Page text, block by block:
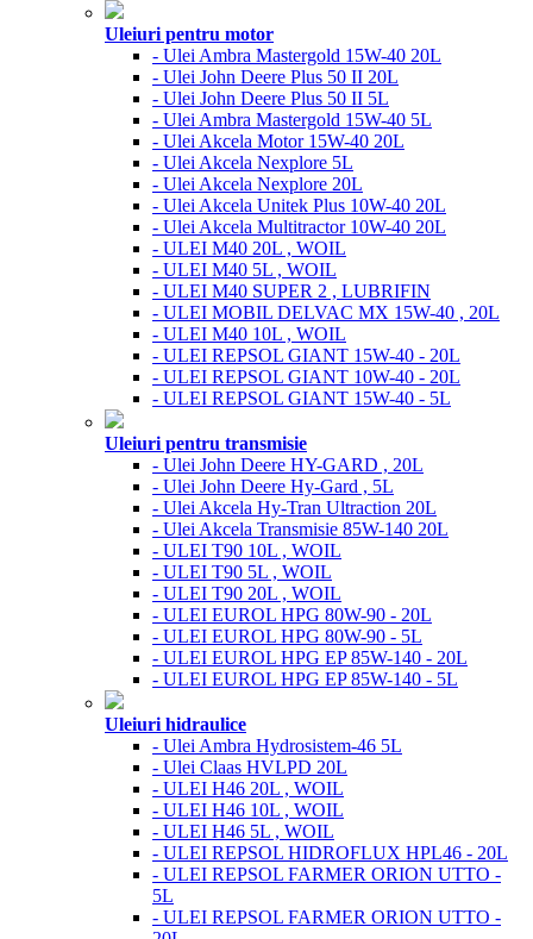
Uleiuri pentru motor
- Ulei Ambra Mastergold 15W-40 20L
- Ulei John Deere Plus 50 II 20L
- Ulei John Deere Plus 50 II 5L
- Ulei Ambra Mastergold 15W-40 5L
- Ulei Akcela Motor 15W-40 20L
- Ulei Akcela Nexplore 5L
- Ulei Akcela Nexplore 20L
- Ulei Akcela Unitek Plus 10W-40 20L
- Ulei Akcela Multitractor 10W-40 20L
- ULEI M40 20L , WOIL
- ULEI M40 5L , WOIL
- ULEI M40 SUPER 2 , LUBRIFIN
- ULEI MOBIL DELVAC MX 15W-40 , 20L
- ULEI M40 10L , WOIL
- ULEI REPSOL GIANT 15W-40 - 20L
- ULEI REPSOL GIANT 10W-40 - 20L
- ULEI REPSOL GIANT 15W-40 - 5L
Uleiuri pentru transmisie
- Ulei John Deere HY-GARD , 20L
- Ulei John Deere Hy-Gard , 5L
- Ulei Akcela Hy-Tran Ultraction 20L
- Ulei Akcela Transmisie 85W-140 20L
- ULEI T90 10L , WOIL
- ULEI T90 5L , WOIL
- ULEI T90 20L , WOIL
- ULEI EUROL HPG 80W-90 - 20L
- ULEI EUROL HPG 80W-90 - 5L
- ULEI EUROL HPG EP 85W-140 - 20L
- ULEI EUROL HPG EP 85W-140 - 5L
Uleiuri hidraulice
- Ulei Ambra Hydrosistem-46 5L
- Ulei Claas HVLPD 20L
- ULEI H46 20L , WOIL
- ULEI H46 10L , WOIL
- ULEI H46 5L , WOIL
- ULEI REPSOL HIDROFLUX HPL46 - 20L
- ULEI REPSOL FARMER ORION UTTO -
5L
- ULEI REPSOL FARMER ORION UTTO -